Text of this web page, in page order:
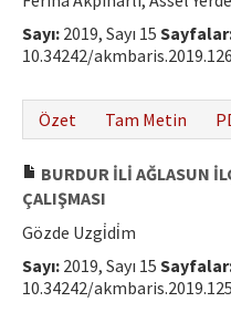
Hakem Rehberi
Yayın Politikaları
İletişim
Sayı: 2019, Sayı 15
10.34242/akmbaris.2019.126
Özet
Tam Metin
BURDUR İLİ AĞLASUN
ÇALIŞMASI
Gözde Uzgi̇di̇m
Sayı: 2019, Sayı 15
10.34242/akmbaris.2019.125